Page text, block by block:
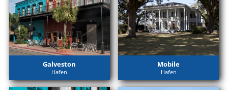
Galveston
Hafen
Mobile
Hafen